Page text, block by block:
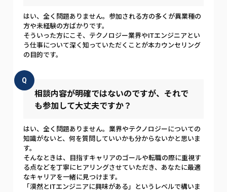
はい、全く問題ありません。参加される方の多くが異業種の
方や未経験の方ばかりです。
そういった方にこそ、テクノロジー業界やITエンジニアとい
う仕事について深く知っていただくことが本カウンセリング
の目的です。
Q
相談内容が明確ではないのですが、それで
も参加して大丈夫ですか？
はい、全く問題ありません。業界やテクノロジーについての
知識がないと、何を質問していいかも分からないかと思いま
す。
そんなときは、目指すキャリアのゴールや転職の際に重視す
る点などを丁寧にヒアリングさせていただき、あなたに最適
なキャリアを一緒に見つけます。
「漠然とITエンジニアに興味がある」というレベルで構いま